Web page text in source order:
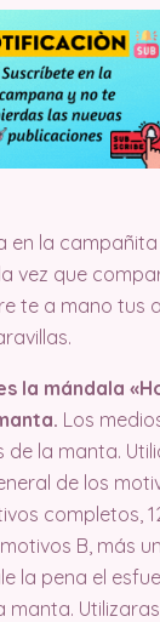
en la campañita
vez que
te a mano tus
la mándala
Los
de la manta.
de los
completos,
B, más
la pena el